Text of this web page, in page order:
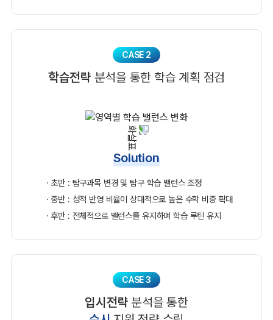
CASE 2
학습전략 분석을 통한 학습 계획 점검
Solution
· 초반 : 탐구과목 변경 및 탐구 학습 밸런스 조정
· 중반 : 성적 반영 비율이 상대적으로 높은 수학 비중 확대
· 후반 : 전체적으로 밸런스를 유지하며 학습 루틴 유지
CASE 3
입시전략 분석을 통한